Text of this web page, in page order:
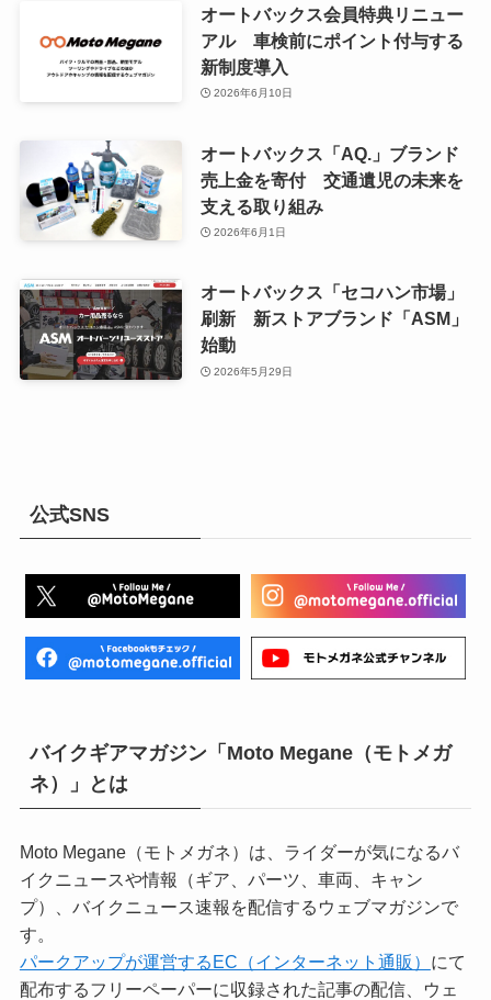
オートバックス会員特典リニュー
アル 車検前にポイント付与する
新制度導入
2026年6月10日
オートバックス「AQ.」ブランド
売上金を寄付 交通遺児の未来を
支える取り組み
2026年6月1日
オートバックス「セコハン市場」
刷新 新ストアブランド「ASM」
始動
2026年5月29日
公式SNS
バイクギアマガジン「Moto Megane（モトメガ
ネ）」とは
Moto Megane（モトメガネ）は、ライダーが気になるバ
イクニュースや情報（ギア、パーツ、車両、キャン
プ）、バイクニュース速報を配信するウェブマガジンで
す。
パークアップが運営するEC（インターネット通販） にて
配布するフリーペーパーに収録された記事の配信、ウェ